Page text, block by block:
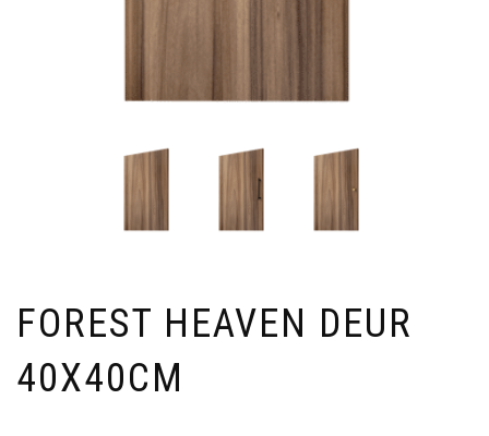
FOREST HEAVEN DEUR
40X40CM